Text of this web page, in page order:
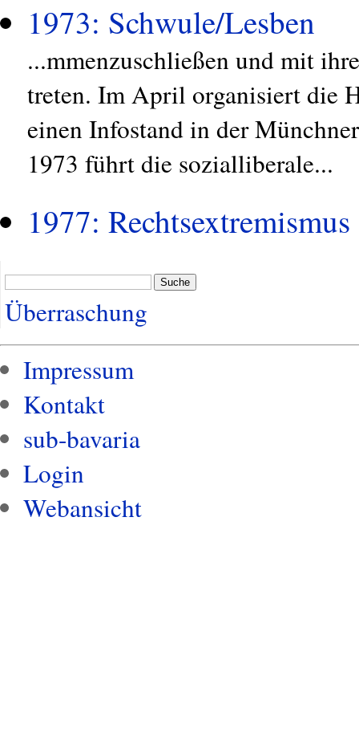
1973: Schwule/Lesben
...mmenzuschließen und mit
treten. Im April organisiert die
einen Infostand in der
1973 führt die sozialliberale...
1977: Rechtsextremismus
Suche
Überraschung
Impressum
Kontakt
sub-bavaria
Login
Webansicht